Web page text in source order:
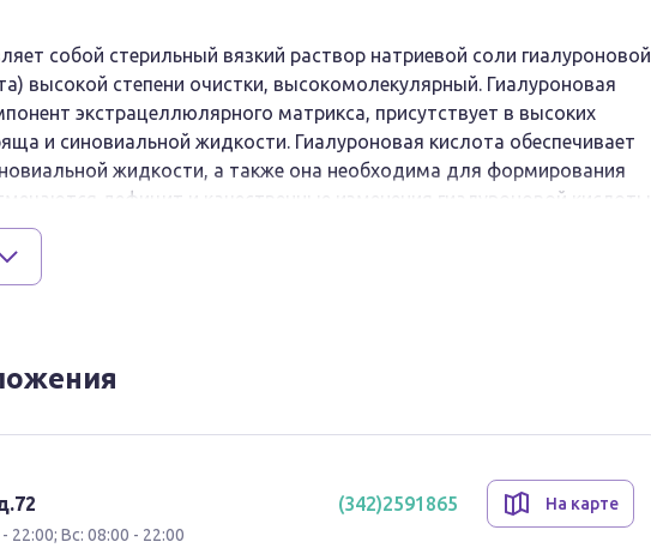
собой стерильный вязкий раствор натриевой соли гиалуроновой
высокой степени очистки, высокомолекулярный. Гиалуроновая
экстрацеллюлярного матрикса, присутствует в высоких
и синовиальной жидкости. Гиалуроновая кислота обеспечивает
жидкости, а также она необходима для формирования
дефицит и качественные изменения гиалуроновой кислоты
и хряща. Внутрисуставное введение гиалуроновой кислоты
состояния сустава.
синовиальной жидкости, которая заполняет полость
устранить болевые ощущения и воспаление. А также защищает от
и разрушения гиалинового хряща, обеспечивает подвижность,
(гасит внешние удары, защищая компоненты сустава от
22:00; Вс: 08:00 - 22:00
(342)2591865 На карте